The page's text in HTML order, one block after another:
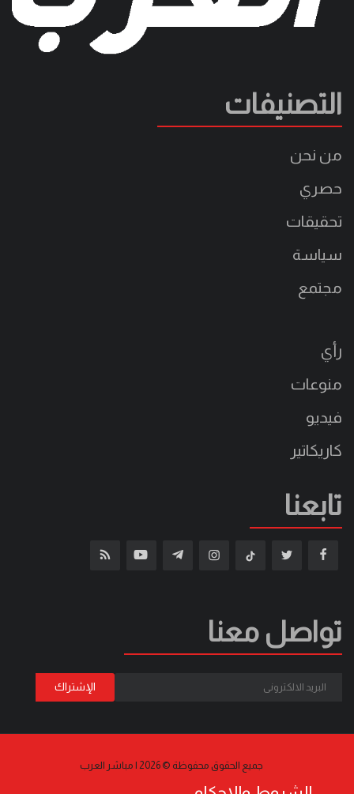
التصنيفات
من نحن
حصري
تحقيقات
سياسة
مجتمع
رأي
منوعات
فيديو
كاريكاتير
تابعنا
تواصل معنا
جميع الحقوق محفوظة © 2026 | مباشر العرب